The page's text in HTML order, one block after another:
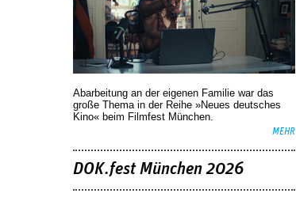
Abarbeitung an der eigenen Familie war das
große Thema in der Reihe »Neues deutsches
Kino« beim Filmfest München.
MEHR
DOK.fest München 2026